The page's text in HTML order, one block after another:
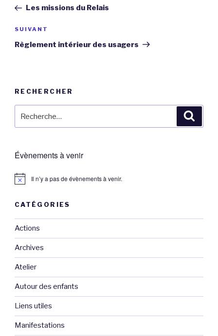
l’article
précédent
Les missions du Relais
Article
suivant
SUIVANT
Règlement intérieur des usagers
RECHERCHER
pour
Évènements à venir
Il n’y a pas de évènements à venir.
CATÉGORIES
Actions
Archives
Atelier
Autour des enfants
Liens utiles
Manifestations